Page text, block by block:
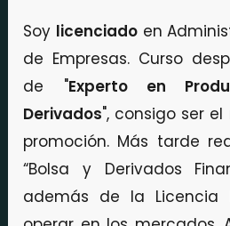
Soy licenciadoen
de Empresas. Curso
de "Experto en
Derivados", consigo ser
promoción. Más tarde
“Bolsa y Derivados
además de la Licencia